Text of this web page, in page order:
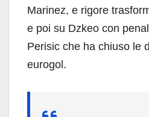
Marinez, e rigore
e poi su Dzkeo con
Perisic che ha chiuso le
eurogol.